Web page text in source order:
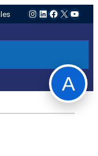
Instagram
LinkedIn
Facebook
X
A